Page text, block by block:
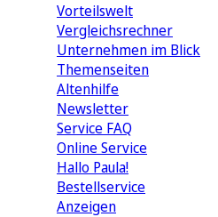
Vorteilswelt
Vergleichsrechner
Unternehmen im Blick
Themenseiten
Altenhilfe
Newsletter
Service FAQ
Online Service
Hallo Paula!
Bestellservice
Anzeigen